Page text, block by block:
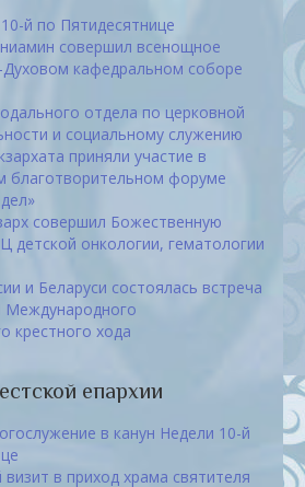
й по Пятидесятнице
совершил всенощное
кафедральном соборе
отдела по церковной
и социальному служению
приняли участие в
благотворительном форуме
совершил Божественную
детской онкологии, гематологии
и Беларуси состоялась встреча
Международного
крестного хода
епархии
в канун Недели 10-й
визит в приход храма святителя